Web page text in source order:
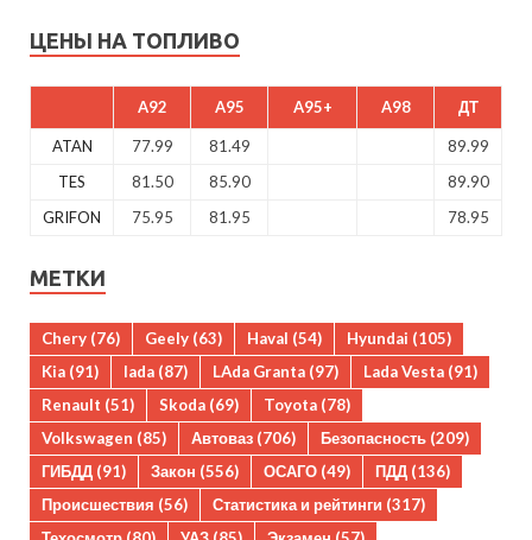
ЦЕНЫ НА ТОПЛИВО
A92 A95 A95+ A98 ДТ
ATAN 77.99 81.49
89.99
TES
81.50 85.90
89.90
GRIFON
75.95 81.95 78.95
МЕТКИ
Chery (76) Geely (63) Haval (54) Hyundai (105)
Kia (91) lada (87) LAda Granta (97) Lada Vesta (91)
Renault (51) Skoda (69) Toyota (78)
Volkswagen (85) Автоваз (706) Безопасность (209)
ГИБДД (91) Закон (556) ОСАГО (49) ПДД (136)
Происшествия (56) Статистика и рейтинги (317)